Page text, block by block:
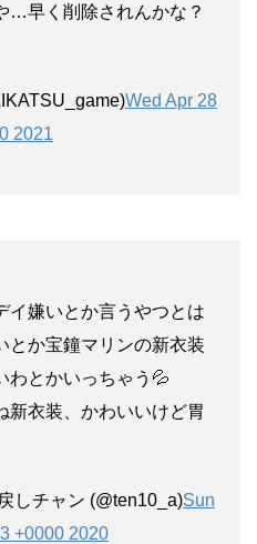
…早く削除されんかな？
Wed Apr 28
2021
イ嫌いとか言うやつとは
とか宝鐘マリンの新衣装
わとかいっちゃう💦
新衣装、かわいいけど胃
しチャン (@ten10_a)Sun
+0000 2020